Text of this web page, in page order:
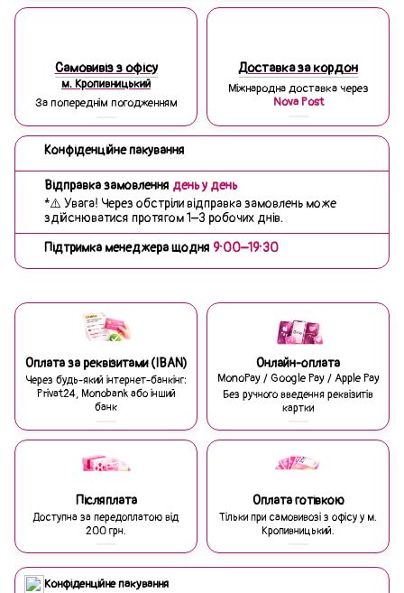
Самовивіз з офісу
м. Кропивницький
За попереднім погодженням
Доставка за кордон
Міжнародна доставка через
Nova Post
Конфіденційне пакування
Відправка замовлення день у день
*⚠️ Увага! Через обстріли відправка замовлень може
здійснюватися протягом 1–3 робочих днів.
Підтримка менеджера щодня 9:00–19:30
Оплата за реквізитами (IBAN)
Через будь-який інтернет-банкінг:
Privat24, Monobank або інший
банк
Онлайн-оплата
MonoPay / Google Pay / Apple Pay
Без ручного введення реквізитів
картки
Післяплата
Доступна за передоплатою від
200 грн.
Оплата готівкою
Тільки при самовивозі з офісу у м.
Кропивницький.
Конфіденційне пакування